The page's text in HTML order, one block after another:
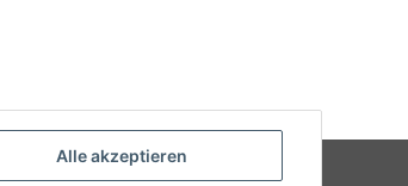
Alle akzeptieren
Powered by